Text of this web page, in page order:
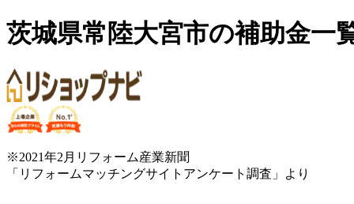
茨城県常陸大宮市の補助金一
※2021年2月リフォーム産業新聞
「リフォームマッチングサイトアンケート調査」より